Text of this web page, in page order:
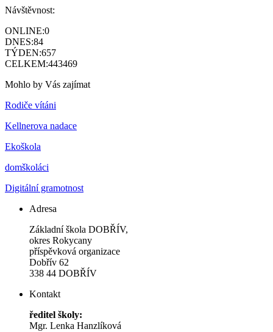
Návštěvnost:
ONLINE:0
DNES:84
TÝDEN:657
CELKEM:443469
Mohlo by Vás zajímat
Rodiče vítáni
Kellnerova nadace
Ekoškola
domškoláci
Digitální gramotnost
Adresa
Základní škola DOBŘÍV,
okres Rokycany
příspěvková organizace
Dobřív 62
338 44 DOBŘÍV
Kontakt
ředitel školy:
Mgr. Lenka Hanzlíková